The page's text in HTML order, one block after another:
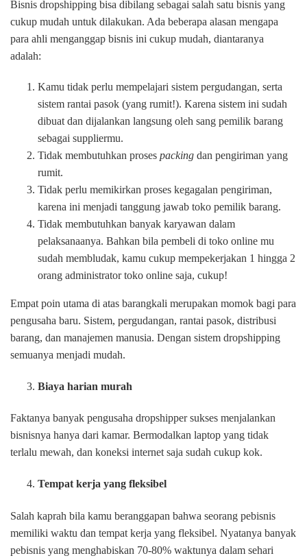
Bisnis dropshipping bisa dibilang sebagai salah satu bisnis yang
cukup mudah untuk dilakukan. Ada beberapa alasan mengapa
para ahli menganggap bisnis ini cukup mudah, diantaranya
adalah:
Kamu tidak perlu mempelajari sistem pergudangan, serta
sistem rantai pasok (yang rumit!). Karena sistem ini sudah
dibuat dan dijalankan langsung oleh sang pemilik barang
sebagai suppliermu.
Tidak membutuhkan proses packing dan pengiriman yang
rumit.
Tidak perlu memikirkan proses kegagalan pengiriman,
karena ini menjadi tanggung jawab toko pemilik barang.
Tidak membutuhkan banyak karyawan dalam
pelaksanaanya. Bahkan bila pembeli di toko online mu
sudah membludak, kamu cukup mempekerjakan 1 hingga 2
orang administrator toko online saja, cukup!
Empat poin utama di atas barangkali merupakan momok bagi para
pengusaha baru. Sistem, pergudangan, rantai pasok, distribusi
barang, dan manajemen manusia. Dengan sistem dropshipping
semuanya menjadi mudah.
Biaya harian murah
Faktanya banyak pengusaha dropshipper sukses menjalankan
bisnisnya hanya dari kamar. Bermodalkan laptop yang tidak
terlalu mewah, dan koneksi internet saja sudah cukup kok.
Tempat kerja yang fleksibel
Salah kaprah bila kamu beranggapan bahwa seorang pebisnis
memiliki waktu dan tempat kerja yang fleksibel. Nyatanya banyak
pebisnis yang menghabiskan 70-80% waktunya dalam sehari